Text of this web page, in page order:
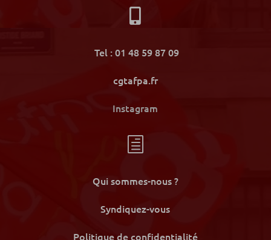

Tel : 01 48 59 87 09
cgtafpa.fr
Instagram
h
Qui sommes-nous ?
Syndiquez-vous
Politique de confidentialité